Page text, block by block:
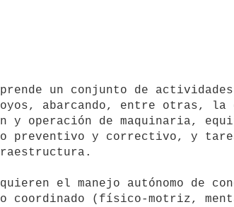
abarcando, entre otras,
y operación de maquinaria,
preventivo y correctivo, y
coordinado (físico-motriz,